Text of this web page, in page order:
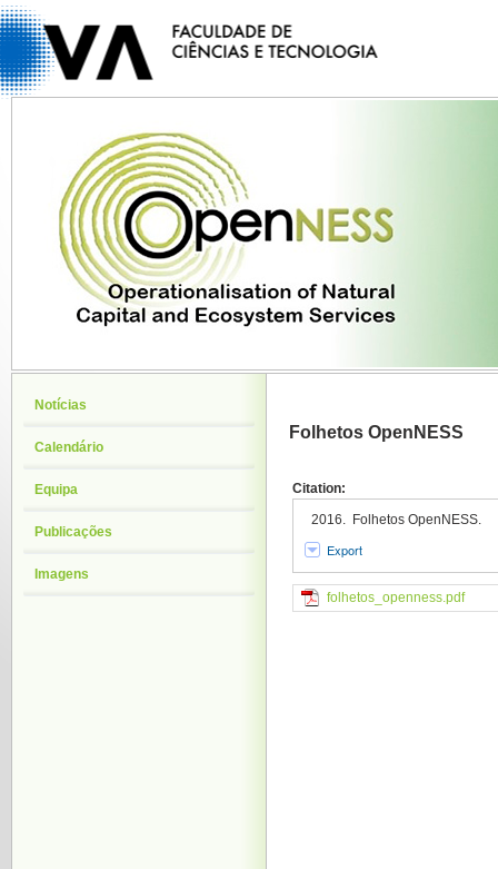
Folhetos OpenNESS
Citation:
2016. Folhetos OpenNESS.
Export
folhetos_openness.pdf
Notícias
Calendário
Equipa
Publicações
Imagens